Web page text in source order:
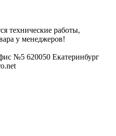
работы,
у менеджеров!
№5 620050 Екатеринбург